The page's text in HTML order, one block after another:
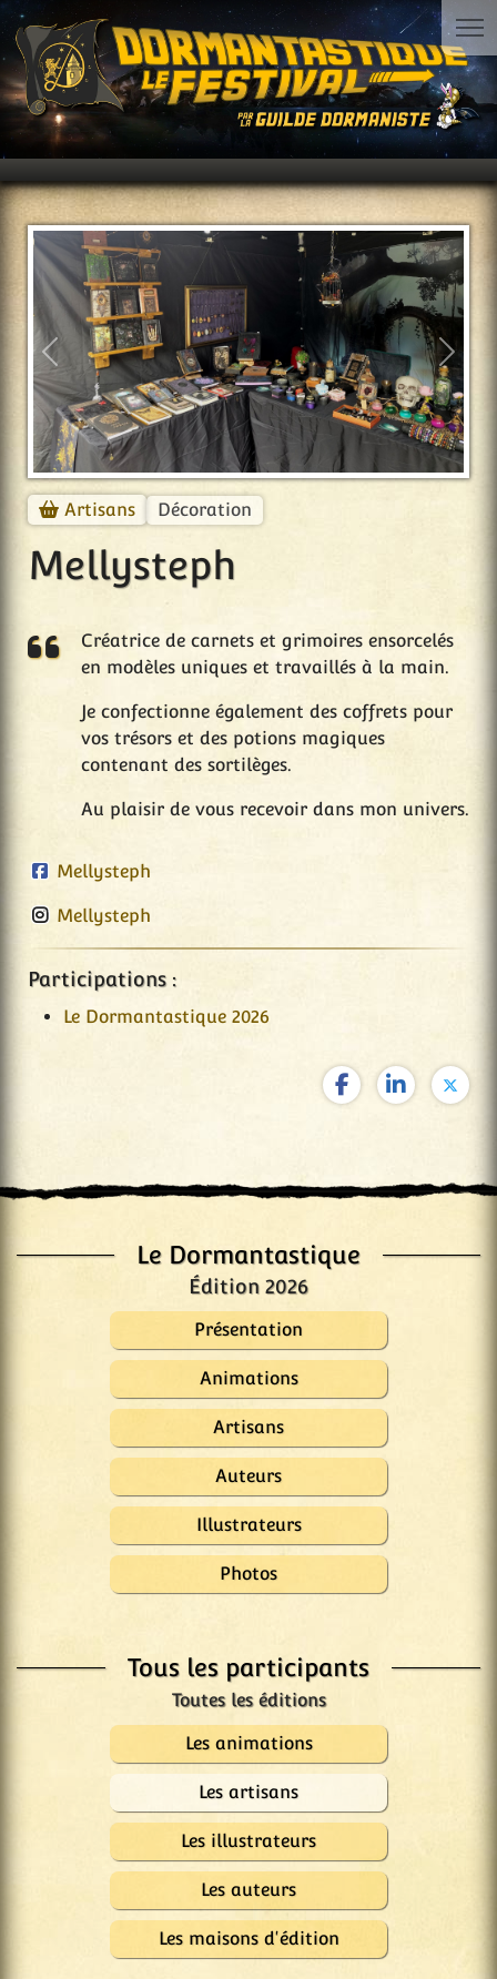
Le Dormantastique
Édition 2026
Présentation
Animations
Artisans
Auteurs
Illustrateurs
Photos
Tous les participants
Les animations
Les artisans
Les illustrateurs
Les auteurs
Les maisons d'édition
Précédent
Artisans Décoration
Mellysteph
Créatrice de carnets et grimoires ensorcelés
en modèles uniques et travaillés à la main.
Je confectionne également des coffrets pour
vos trésors et des potions magiques
contenant des sortilèges.
Au plaisir de vous recevoir dans mon univers.
Mellysteph
Mellysteph
Participations :
Le Dormantastique 2026